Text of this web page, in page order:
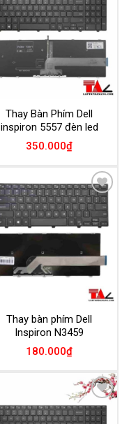
Wishlist
Thay Bàn Phím Dell
inspiron 5557 đèn led
350.000₫
Add to
Wishlist
Thay bàn phím Dell
Inspiron N3459
180.000₫
Add to
Wishlist